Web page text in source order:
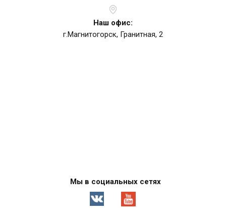
Наш офис:
г.Магнитогорск, Гранитная, 2
Мы в социальных сетях